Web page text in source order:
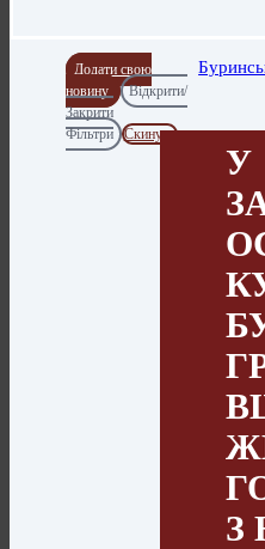
Додати свою
новину
Відкрити/
Закрити
Фільтри
Скинути
У
З